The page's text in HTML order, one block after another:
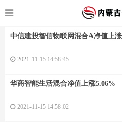
中信建投智信物联网混合A净值上
2021-11-15 14:58:45
华商智能生活混合净值上涨5.06%
2021-11-15 14:58:02